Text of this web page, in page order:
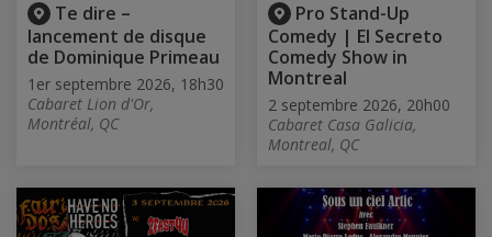
Te dire –
lancement de disque
de Dominique Primeau
1er septembre 2026, 18h30
Cabaret Lion d'Or,
Montréal, QC
Pro Stand-Up
Comedy | El Secreto
Comedy Show in
Montreal
2 septembre 2026, 20h00
Cabaret Casa Galicia,
Montreal, QC